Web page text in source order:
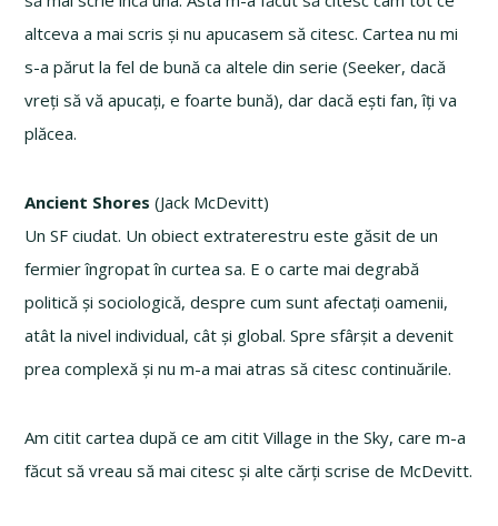
altceva a mai scris și nu apucasem să citesc. Cartea nu mi
s-a părut la fel de bună ca altele din serie (Seeker, dacă
vreți să vă apucați, e foarte bună), dar dacă ești fan, îți va
plăcea.
Ancient Shores (Jack McDevitt)
Un SF ciudat. Un obiect extraterestru este găsit de un
fermier îngropat în curtea sa. E o carte mai degrabă
politică și sociologică, despre cum sunt afectați oamenii,
atât la nivel individual, cât și global. Spre sfârșit a devenit
prea complexă și nu m-a mai atras să citesc continuările.
Am citit cartea după ce am citit Village in the Sky, care m-a
făcut să vreau să mai citesc și alte cărți scrise de McDevitt.